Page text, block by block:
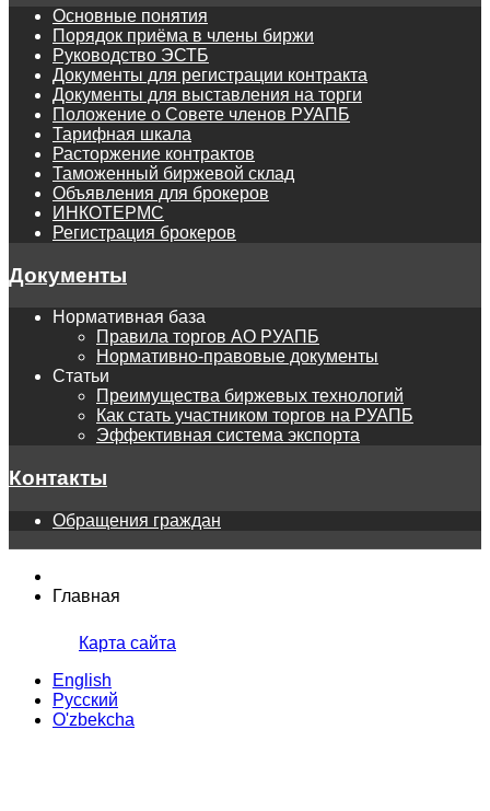
Основные понятия
Порядок приёма в члены биржи
Руководство ЭСТБ
Документы для регистрации контракта
Документы для выставления на торги
Положение о Совете членов РУАПБ
Тарифная шкала
Расторжение контрактов
Таможенный биржевой склад
Объявления для брокеров
ИНКОТЕРМС
Регистрация брокеров
Документы
Нормативная база
Правила торгов АО РУАПБ
Нормативно-правовые документы
Статьи
Преимущества биржевых технологий
Как стать участником торгов на РУАПБ
Эффективная система экспорта
Контакты
Обращения граждан
Главная
Карта сайта
English
Русский
O'zbekcha